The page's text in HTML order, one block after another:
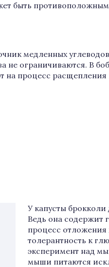
быть
медленных
не ограничиваются. В
на процесс
У капусты
Ведь она
процесс
толерантность к
эксперимент над
мыши питаются